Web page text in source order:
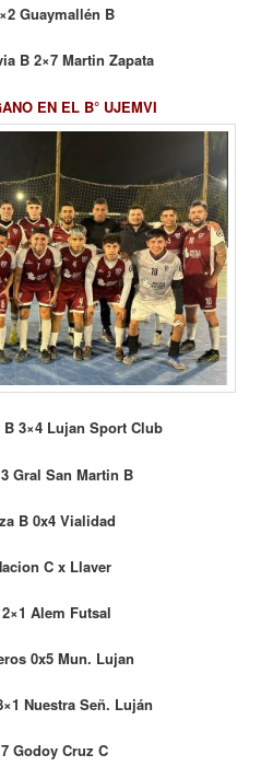
Guaymallén B
B 2×7 Martin Zapata
EN EL B° UJEMVI
B 3×4 Lujan Sport Club
Gral San Martin B
B 0x4 Vialidad
C x Llaver
Alem Futsal
0x5 Mun. Lujan
Nuestra Señ. Luján
Godoy Cruz C